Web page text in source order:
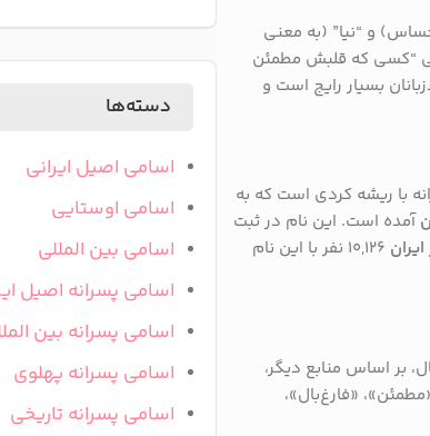
و “نیا” (به معنی
“کسی که قلبش مطمئن
بسیار رایج است و
با ریشه کردی است که به
آمده است. این نام در ثبت
۱۰,۱۲۶ نفر با این نام
بر اساس منابع دیگر،
«فارغ‌بال»،
دسته‌ها
اسامی اصیل ایرانی
اسامی اوستایی
اسامی بین المللی
اسامی پسرانه اصیل
اسامی پسرانه بین
اسامی پسرانه پهلوی
اسامی پسرانه تاریخی